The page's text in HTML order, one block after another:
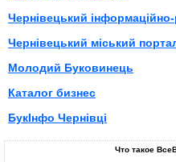
Чернівецький
Чернівецький міський
Молодий Буковинець
Каталог бизнес
БукІнфо Чернівці
Что такое